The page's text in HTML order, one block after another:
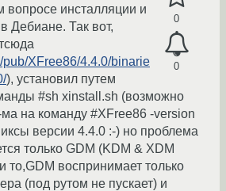
0
0
вопросе инсталляции и
Дебиане. Так вот,
pub/XFree86/4.4.0/binarie
), установил путем
#sh xinstall.sh (возможно
ма на команду #XFree86 -version
версии 4.4.0 :-) но проблема
только GDM (KDM & XDM
то,GDM воспринимает только
(под рутом не пускает) и